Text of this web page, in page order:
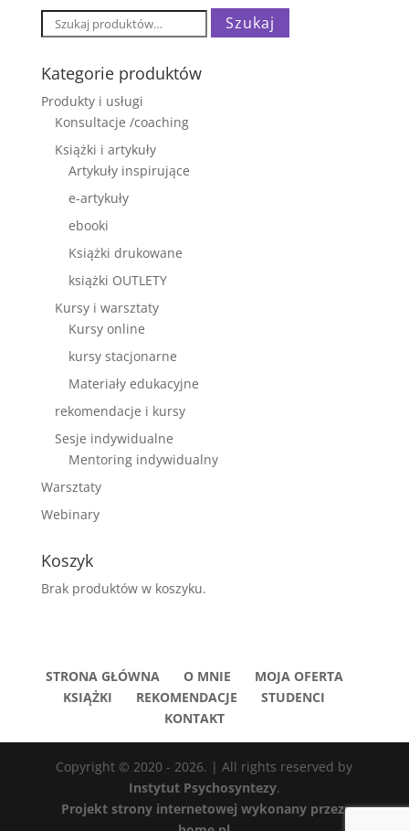
Szukaj: Szukaj
Kategorie produktów
Produkty i usługi
Konsultacje /coaching
Książki i artykuły
Artykuły inspirujące
e-artykuły
ebooki
Książki drukowane
książki OUTLETY
Kursy i warsztaty
Kursy online
kursy stacjonarne
Materiały edukacyjne
rekomendacje i kursy
Sesje indywidualne
Mentoring indywidualny
Warsztaty
Webinary
Koszyk
Brak produktów w koszyku.
STRONA GŁÓWNA O MNIE
MOJA OFERTA
KSIĄŻKI
REKOMENDACJE
STUDENCI
KONTAKT
Copyright © 2020 - 2026. | All rights reserved by
Instytut Psychosyntezy.
Projekt strony internetowej wykonany przez: